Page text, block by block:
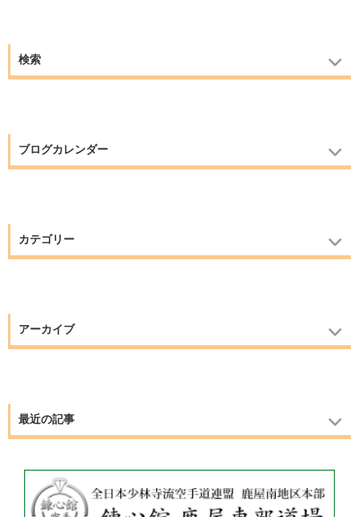
検索
ブログカレンダー
カテゴリー
アーカイブ
最近の記事